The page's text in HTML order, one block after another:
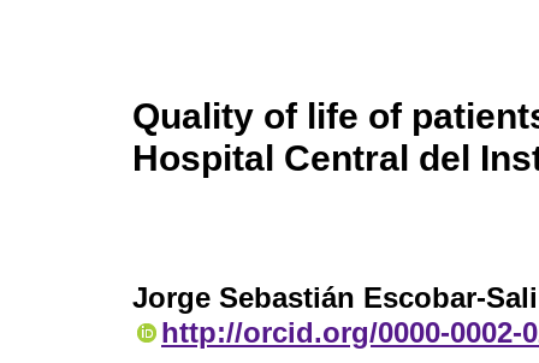
Quality of life of
Hospital Central del
Jorge Sebastián Escobar-
http://orcid.org/0000-0002-